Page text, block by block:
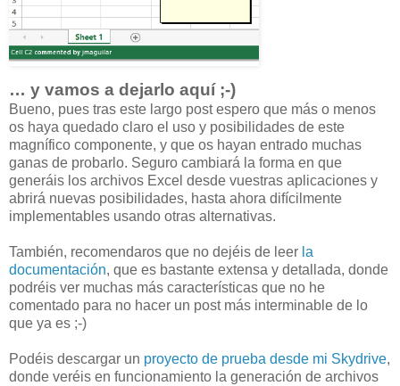
… y vamos a dejarlo aquí ;-)
Bueno, pues tras este largo post espero que más o menos
os haya quedado claro el uso y posibilidades de este
magnífico componente, y que os hayan entrado muchas
ganas de probarlo. Seguro cambiará la forma en que
generáis los archivos Excel desde vuestras aplicaciones y
abrirá nuevas posibilidades, hasta ahora difícilmente
implementables usando otras alternativas.
También, recomendaros que no dejéis de leer la
documentación, que es bastante extensa y detallada, donde
podréis ver muchas más características que no he
comentado para no hacer un post más interminable de lo
que ya es ;-)
Podéis descargar un proyecto de prueba desde mi Skydrive,
donde veréis en funcionamiento la generación de archivos